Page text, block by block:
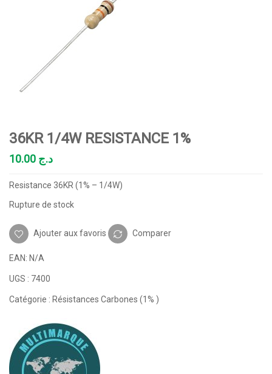
36KR 1/4W RESISTANCE 1%
د.ج
Resistance 36KR (1% – 1/4W)
Rupture de stock
Ajouter aux favoris Comparer
EAN: N/A
UGS : 7400
Catégorie : Résistances Carbones (1% )